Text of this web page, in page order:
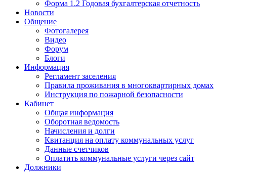
Форма 1.2 Годовая бухгалтерская отчетность
Новости
Общение
Фотогалерея
Видео
Форум
Блоги
Информация
Регламент заселения
Правила проживания в многоквартирных домах
Инструкция по пожарной безопасности
Кабинет
Общая информация
Оборотная ведомость
Начисления и долги
Квитанция на оплату коммунальных услуг
Данные счетчиков
Оплатить коммунальные услуги через сайт
Должники